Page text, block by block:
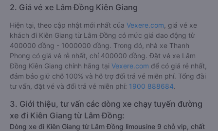
2. Giá vé xe Lâm Đồng Kiên Giang
Hiện tại, theo cập nhật mới nhất của Vexere.com , giá vé xe
khách đi Kiên Giang từ Lâm Đồng có mức giá dao động từ
400000 đồng - 1000000 đồng. Trong đó, nhà xe Thanh
Phong có giá vé rẻ nhất, chỉ 400000 đồng. Đặt vé xe Lâm
Đồng Kiên Giang chính hãng tại Vexere.com để có giá rẻ nhất,
đảm bảo giữ chỗ 100% và hỗ trợ đổi trả vé miễn phí. Tổng đài
tư vấn, đặt vé và đổi trả vé miễn phí: 1900 888684.
3. Giới thiệu, tư vấn các dòng xe chạy tuyến đường
xe đi Kiên Giang từ Lâm Đồng:
Dòng xe đi Kiên Giang từ Lâm Đồng limousine 9 chỗ vip, chất